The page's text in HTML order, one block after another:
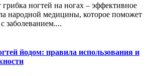
ногтей на ногах – эффективное
народной медицины, которое поможет
заболеванием....
йодом: правила использования и